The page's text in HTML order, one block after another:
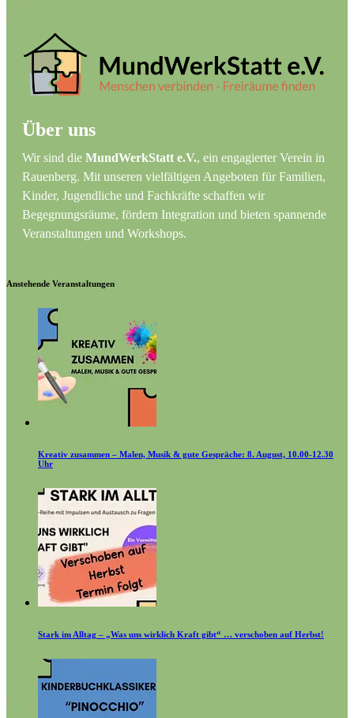
Über uns
Wir sind die MundWerkStatt e.V., ein engagierter Verein in
Rauenberg. Mit unseren vielfältigen Angeboten für Familien,
Kinder, Jugendliche und Fachkräfte schaffen wir
Begegnungsräume, fördern Integration und bieten spannende
Veranstaltungen und Workshops.
Anstehende Veranstaltungen
Kreativ zusammen – Malen, Musik & gute Gespräche: 8. August, 10.00-12.30
Uhr
Stark im Alltag – „Was uns wirklich Kraft gibt“ … verschoben auf Herbst!